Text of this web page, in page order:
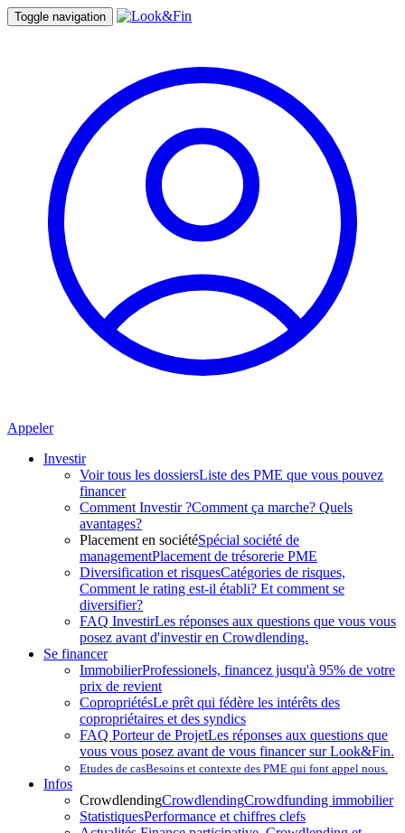
Toggle navigation
Appeler
Investir
Voir tous les dossiersListe des PME que vous pouvez
financer
Comment Investir ?Comment ça marche? Quels
avantages?
Placement en sociétéSpécial société de
managementPlacement de trésorerie PME
Diversification et risquesCatégories de risques,
Comment le rating est-il établi? Et comment se
diversifier?
FAQ InvestirLes réponses aux questions que vous vous
posez avant d'investir en Crowdlending.
Se financer
ImmobilierProfessionels, financez jusqu'à 95% de votre
prix de revient
CopropriétésLe prêt qui fédère les intérêts des
copropriétaires et des syndics
FAQ Porteur de ProjetLes réponses aux questions que
vous vous posez avant de vous financer sur Look&Fin.
Etudes de casBesoins et contexte des PME qui font appel nous.
Infos
CrowdlendingCrowdlendingCrowdfunding immobilier
StatistiquesPerformance et chiffres clefs